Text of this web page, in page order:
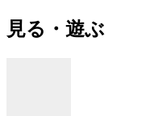
見る・遊ぶ